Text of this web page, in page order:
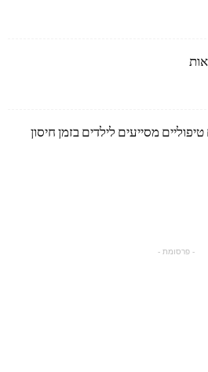
מסייעים לילדים בזמן חיסון
- פרסומת -